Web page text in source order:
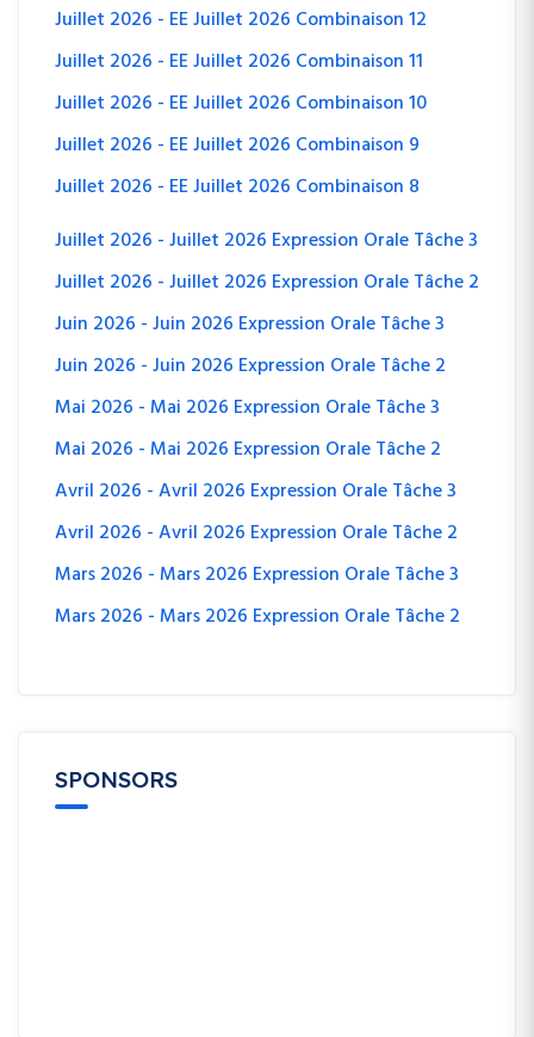
Juillet 2026 - EE Juillet 2026 Combinaison 12
Juillet 2026 - EE Juillet 2026 Combinaison 11
Juillet 2026 - EE Juillet 2026 Combinaison 10
Juillet 2026 - EE Juillet 2026 Combinaison 9
Juillet 2026 - EE Juillet 2026 Combinaison 8
Juillet 2026 - Juillet 2026 Expression Orale Tâche 3
Juillet 2026 - Juillet 2026 Expression Orale Tâche 2
Juin 2026 - Juin 2026 Expression Orale Tâche 3
Juin 2026 - Juin 2026 Expression Orale Tâche 2
Mai 2026 - Mai 2026 Expression Orale Tâche 3
Mai 2026 - Mai 2026 Expression Orale Tâche 2
Avril 2026 - Avril 2026 Expression Orale Tâche 3
Avril 2026 - Avril 2026 Expression Orale Tâche 2
Mars 2026 - Mars 2026 Expression Orale Tâche 3
Mars 2026 - Mars 2026 Expression Orale Tâche 2
SPONSORS